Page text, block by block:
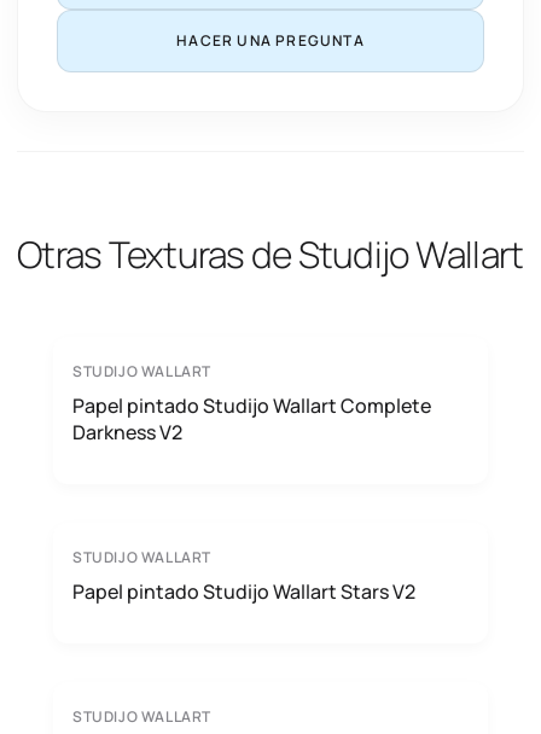
HACER UNA PREGUNTA
Otras Texturas de Studijo Wallart
STUDIJO WALLART
Papel pintado Studijo Wallart Complete
Darkness V2
STUDIJO WALLART
Papel pintado Studijo Wallart Stars V2
STUDIJO WALLART